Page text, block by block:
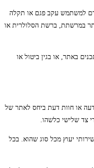
למשתמש עקב פגם או תקלה
במרשתת, ברשת הסלולרית או
באתר, או בגין ביטול או
דעה או חוות דעת ביחס לאתר של
צד שלישי כלשהו.
יעוץ מכל סוג שהוא. בכל